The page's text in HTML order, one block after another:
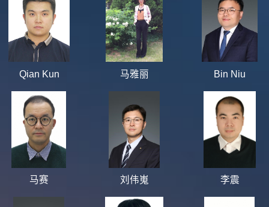
Qian Kun Bin Niu
马雅丽
马赛 李震
刘伟嵬